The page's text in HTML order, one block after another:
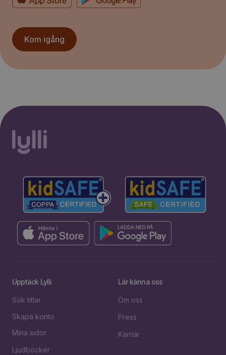
Kom igång
Upptäck Lylli
Sök titlar
Skapa konto
Mina sidor
Ljudböcker
Lär känna oss
Om oss
Press
Karriär